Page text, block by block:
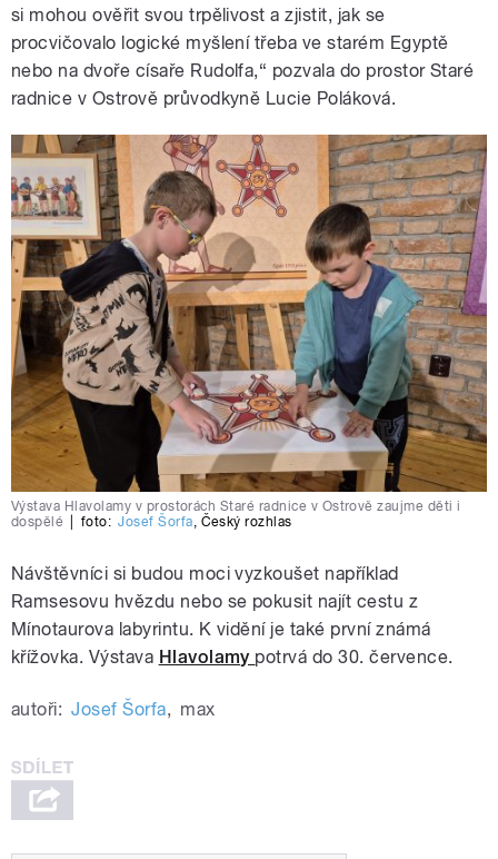
si mohou ověřit svou trpělivost a zjistit, jak se
procvičovalo logické myšlení třeba ve starém Egyptě
nebo na dvoře císaře Rudolfa,“ pozvala do prostor Staré
radnice v Ostrově průvodkyně Lucie Poláková.
Výstava Hlavolamy v prostorách Staré radnice v Ostrově zaujme děti i
dospělé
foto: Josef Šorfa, Český rozhlas
Návštěvníci si budou moci vyzkoušet například
Ramsesovu hvězdu nebo se pokusit najít cestu z
Mínotaurova labyrintu. K vidění je také první známá
křížovka. Výstava Hlavolamy potrvá do 30. července.
autoři: Josef Šorfa, max